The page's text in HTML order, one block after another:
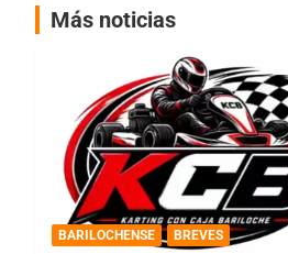
Más noticias
BARILOCHENSE BREVES